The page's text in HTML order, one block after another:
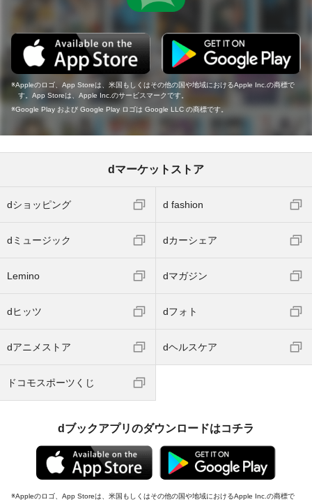
Appleのロゴ、App Storeは、米国もしくはその他の国や地域におけるApple Inc.の商標で
す。App Storeは、Apple Inc.のサービスマークです。
Google Play および Google Play ロゴは Google LLC の商標です。
dマーケットストア
dショッピング d fashion
dミュージック dカーシェア
Lemino dマガジン
dヒッツ dフォト
dアニメストア dヘルスケア
ドコモスポーツくじ
dブックアプリのダウンロードはコチラ
Appleのロゴ、App Storeは、米国もしくはその他の国や地域におけるApple Inc.の商標で